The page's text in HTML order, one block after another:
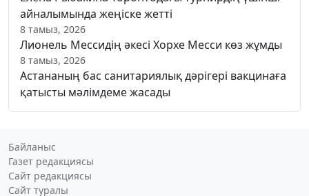
айналымында жеңіске жетті
8 тамыз, 2026
Лионель Мессидің әкесі Хорхе Месси көз жұмды
8 тамыз, 2026
Астананың бас санитариялық дәрігері вакцинаға
қатысты мәлімдеме жасады
Байланыс
Газет редакциясы
Сайт редакциясы
Сайт туралы